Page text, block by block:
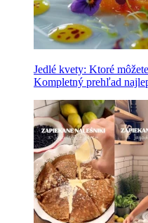
Jedlé kvety: Ktoré
Kompletný prehľad